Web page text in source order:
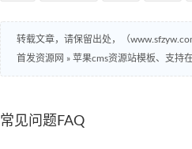
转载文章，请保留出处，（
首发资源网 » 苹果cms资源站模板、支持
常见问题FAQ